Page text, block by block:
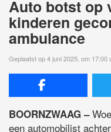
Auto botst op
kinderen
ambulance
Geplaatst op 4 juni 2025, om 17:00
BOORNZWAAG –
een automobilist